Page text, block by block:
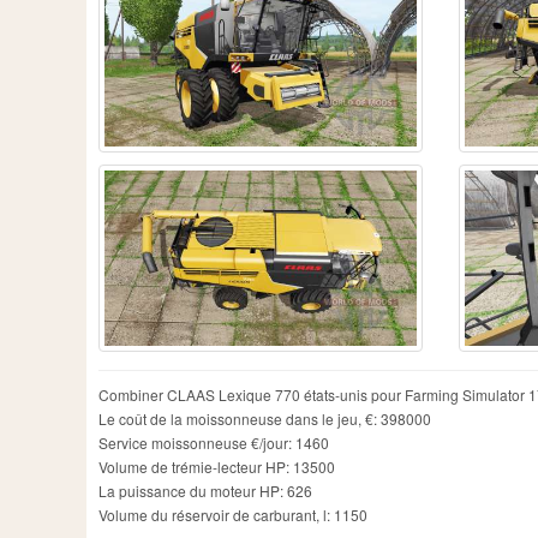
Combiner CLAAS Lexique 770 états-unis pour Farming Simulator
Le coût de la moissonneuse dans le jeu, €: 398000
Service moissonneuse €/jour: 1460
Volume de trémie-lecteur HP: 13500
La puissance du moteur HP: 626
Volume du réservoir de carburant, l: 1150